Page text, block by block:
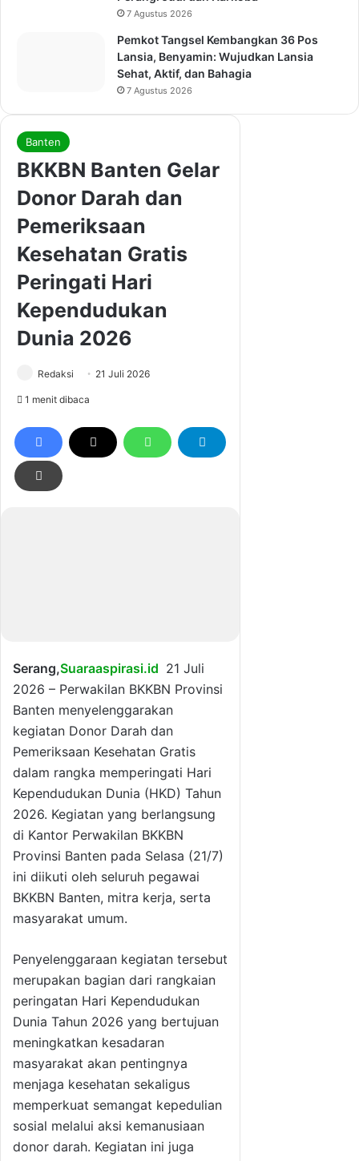
7 Agustus 2026
Pemkot Tangsel Kembangkan 36 Pos
Lansia, Benyamin: Wujudkan Lansia
Sehat, Aktif, dan Bahagia
7 Agustus 2026